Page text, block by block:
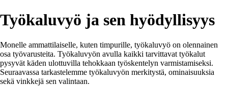
Työkaluvyö ja sen hyödyllisyys
Monelle ammattilaiselle, kuten timpurille, työkaluvyö on olennainen
osa työvarusteita. Työkaluvyön avulla kaikki tarvittavat työkalut
pysyvät käden ulottuvilla tehokkaan työskentelyn varmistamiseksi.
Seuraavassa tarkastelemme työkaluvyön merkitystä, ominaisuuksia
sekä vinkkejä sen valintaan.